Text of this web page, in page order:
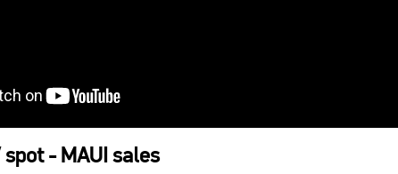
spot - MAUI sales